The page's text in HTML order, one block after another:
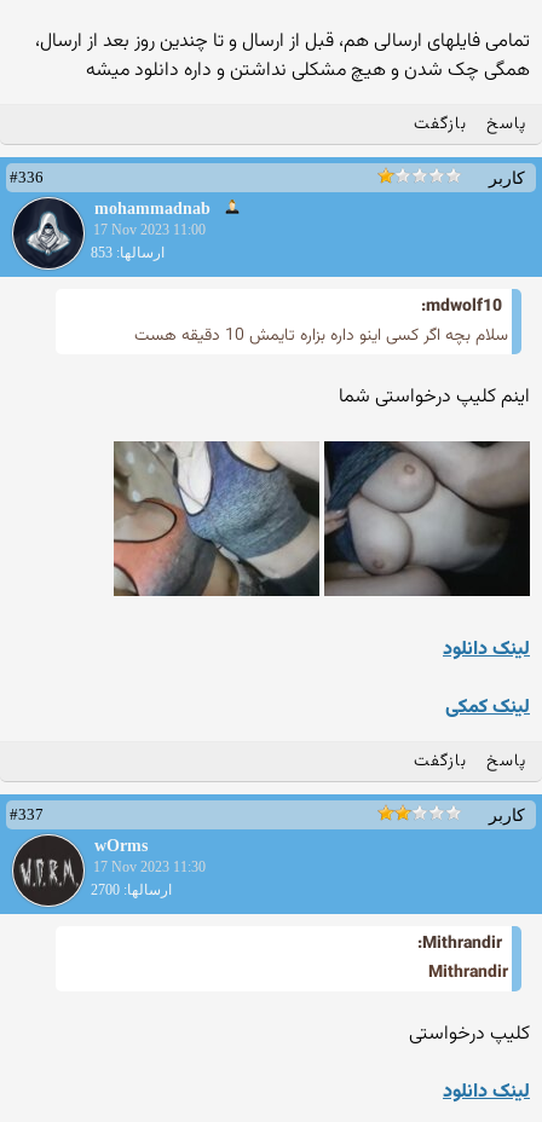
تمامی فایلهای ارسالی هم، قبل از ارسال و تا چندین روز بعد از ارسال،
همگی چک شدن و هیچ مشکلی نداشتن و داره دانلود میشه
پاسخ بازگفت
کاربر
#336
mohammadnab
17 Nov 2023 11:00
ارسالها: 853
mdwolf10:
سلام بچه اگر کسی اینو داره بزاره تایمش 10 دقیقه هست
اینم کلیپ درخواستی شما
لینک دانلود
لینک کمکی
پاسخ بازگفت
کاربر
#337
wOrms
17 Nov 2023 11:30
ارسالها: 2700
Mithrandir:
Mithrandir
کلیپ درخواستی
لینک دانلود